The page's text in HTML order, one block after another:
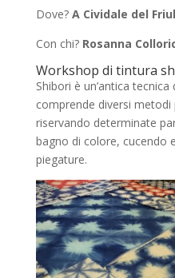
Dove? A Cividale del
Con chi? Rosanna
Workshop di tintura
Shibori è un’antica
comprende diversi
riservando determinate
bagno di colore, cucendo
piegature.